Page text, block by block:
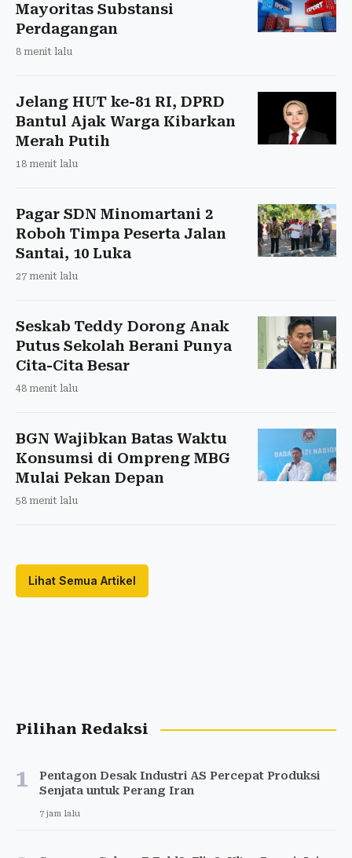
Mayoritas Substansi
Perdagangan
8 menit lalu
Jelang HUT ke-81 RI, DPRD
Bantul Ajak Warga Kibarkan
Merah Putih
18 menit lalu
Pagar SDN Minomartani 2
Roboh Timpa Peserta Jalan
Santai, 10 Luka
27 menit lalu
Seskab Teddy Dorong Anak
Putus Sekolah Berani Punya
Cita-Cita Besar
48 menit lalu
BGN Wajibkan Batas Waktu
Konsumsi di Ompreng MBG
Mulai Pekan Depan
58 menit lalu
Lihat Semua Artikel
Pilihan Redaksi
1
Pentagon Desak Industri AS Percepat Produksi
Senjata untuk Perang Iran
7 jam lalu